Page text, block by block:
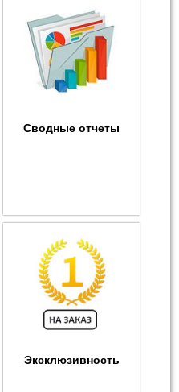
Сводные отчеты
Эксклюзивность